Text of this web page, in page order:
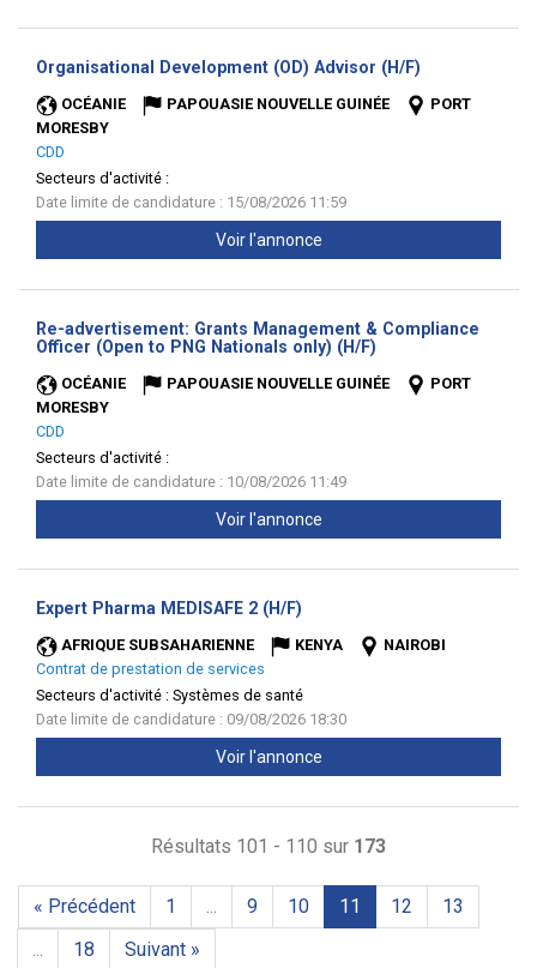
Organisational Development (OD) Advisor (H/F)
OCÉANIE PAPOUASIE NOUVELLE GUINÉE
PORT
MORESBY
CDD
Secteurs d'activité :
Date limite de candidature : 15/08/2026 11:59
Voir l'annonce
Re-advertisement: Grants Management & Compliance
Officer (Open to PNG Nationals only) (H/F)
OCÉANIE PAPOUASIE NOUVELLE GUINÉE
PORT
MORESBY
CDD
Secteurs d'activité :
Date limite de candidature : 10/08/2026 11:49
Voir l'annonce
Expert Pharma MEDISAFE 2 (H/F)
AFRIQUE SUBSAHARIENNE KENYA
NAIROBI
Contrat de prestation de services
Secteurs d'activité : Systèmes de santé
Date limite de candidature : 09/08/2026 18:30
Voir l'annonce
Résultats 101 - 110 sur 173
« Précédent 1 ... 9 10 11 12
13
...
18 Suivant »